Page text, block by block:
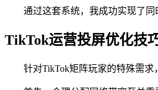
通过这套系统，我成功实现了同
TikTok运营投屏优化技
针对TikTok矩阵玩家的特殊需